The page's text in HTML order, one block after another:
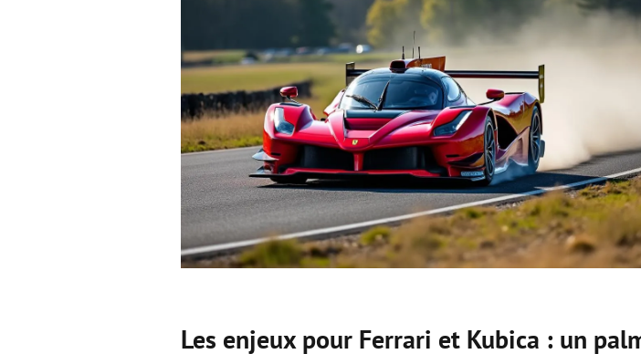
Les enjeux pour Ferrari et Kubica : un